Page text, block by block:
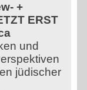
+
ERST
und
jüdischer